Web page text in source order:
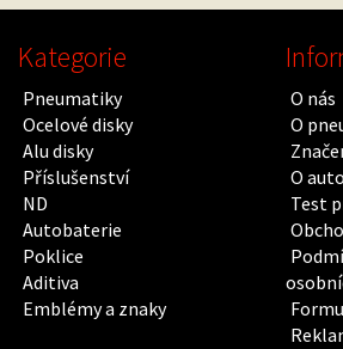
Kategorie
Pneumatiky
Ocelové disky
Alu disky
Příslušenství
ND
Autobaterie
Poklice
Aditiva
Emblémy a znaky
O nás
O
O
Test